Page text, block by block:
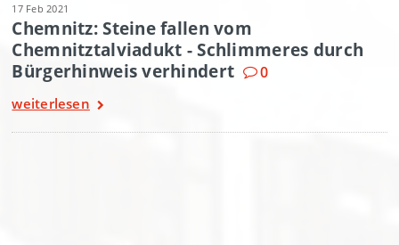
17 Feb 2021
Chemnitz: Steine fallen vom
Chemnitztalviadukt - Schlimmeres durch
Bürgerhinweis verhindert
0
weiterlesen